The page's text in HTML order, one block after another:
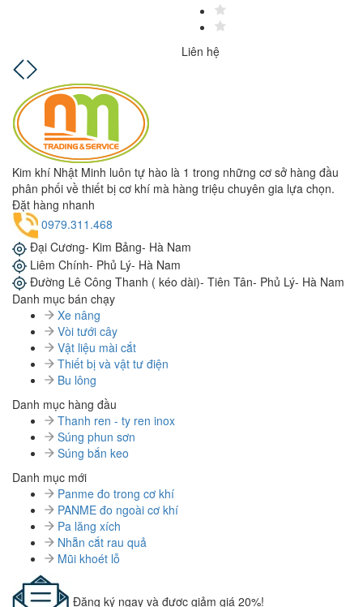
Liên hệ
Kim khí Nhật Minh luôn tự hào là 1 trong những cơ sở hàng đầu
phân phối về thiết bị cơ khí mà hàng triệu chuyên gia lựa chọn.
Đặt hàng nhanh
0979.311.468
Đại Cương- Kim Bảng- Hà Nam
Liêm Chính- Phủ Lý- Hà Nam
Đường Lê Công Thanh ( kéo dài)- Tiên Tân- Phủ Lý- Hà Nam
Danh mục bán chạy
Xe nâng
Vòi tưới cây
Vật liệu mài cắt
Thiết bị và vật tư điện
Bu lông
Danh mục hàng đầu
Thanh ren - ty ren inox
Súng phun sơn
Súng bắn keo
Danh mục mới
Panme đo trong cơ khí
PANME đo ngoài cơ khí
Pa lăng xích
Nhẵn cắt rau quả
Mũi khoét lỗ
Đăng ký ngay và được giảm giá 20%!